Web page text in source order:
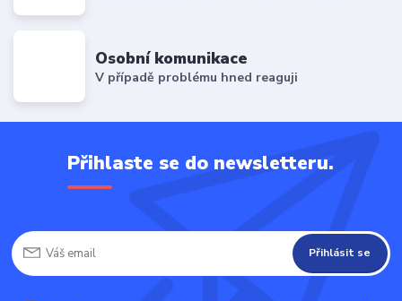
Osobní komunikace
V případě problému hned reaguji
Přihlaste se do newsletteru.
Přihlásit se